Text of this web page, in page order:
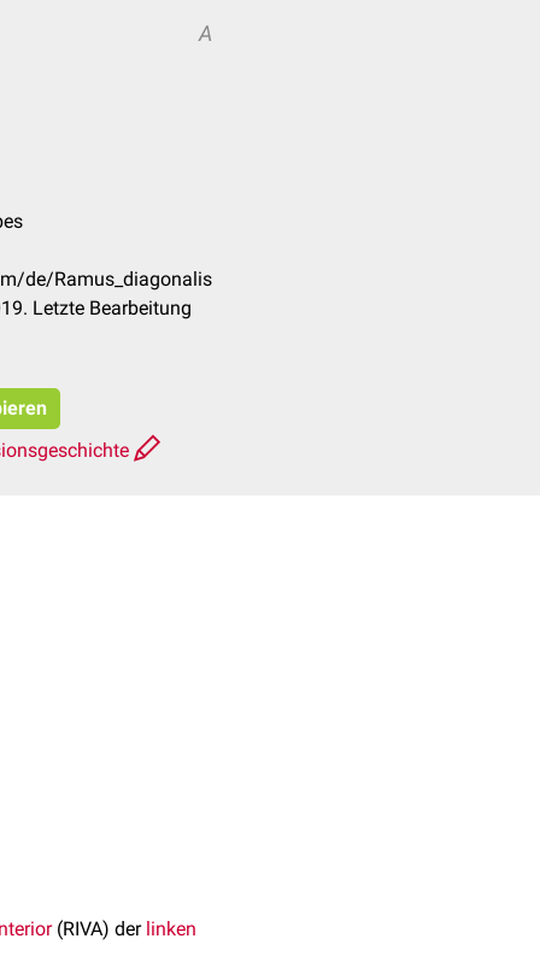
A
de/Ramus_diagonalis
Letzte Bearbeitung
(RIVA) der linken